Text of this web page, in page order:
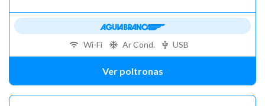
Ver poltronas
Wi-Fi Ar Cond. USB